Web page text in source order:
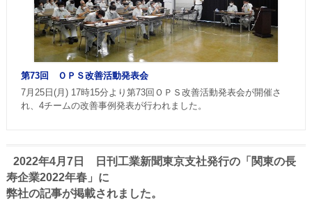
第73回 ＯＰＳ改善活動発表会
7月25日(月) 17時15分より第73回ＯＰＳ改善活動発表会が開催さ
れ、4チームの改善事例発表が行われました。
2022年4月7日 日刊工業新聞東京支社発行の「関東の長
寿企業2022年春」に
弊社の記事が掲載されました。